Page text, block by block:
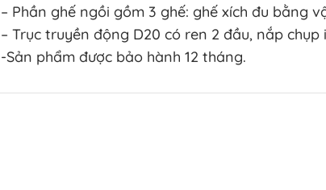
– Phần ghế ngồi gồm 3 ghế: ghế xích đu bằng
– Trục truyền động D20 có ren 2 đầu, nắp
-Sản phẩm được bảo hành 12 tháng.